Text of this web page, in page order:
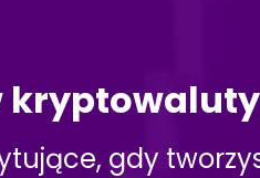
kryptowaluty
gdy